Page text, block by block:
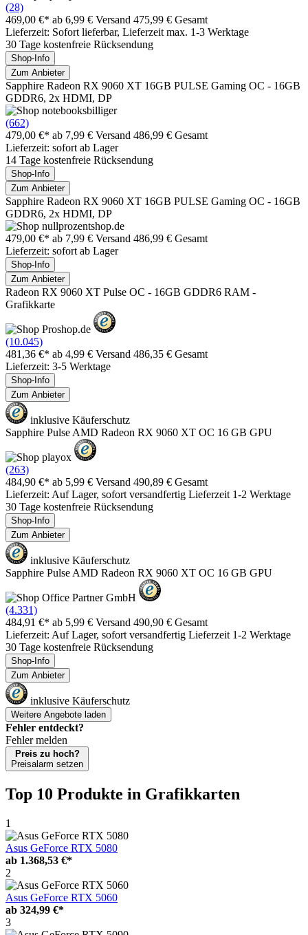
(28)
469,00 €* ab 6,99 € Versand 475,99 € Gesamt
Lieferzeit: Sofort lieferbar, Lieferzeit max. 1-3 Werktage
30 Tage kostenfreie Rücksendung
Shop-Info
Zum Anbieter
Sapphire Radeon RX 9060 XT 16GB PULSE Gaming OC - 16GB
GDDR6, 2x HDMI, DP
(662)
479,00 €* ab 7,99 € Versand 486,99 € Gesamt
Lieferzeit: sofort ab Lager
14 Tage kostenfreie Rücksendung
Shop-Info
Zum Anbieter
Sapphire Radeon RX 9060 XT 16GB PULSE Gaming OC - 16GB
GDDR6, 2x HDMI, DP
479,00 €* ab 7,99 € Versand 486,99 € Gesamt
Lieferzeit: sofort ab Lager
Shop-Info
Zum Anbieter
Radeon RX 9060 XT Pulse OC - 16GB GDDR6 RAM -
Grafikkarte
(10.045)
481,36 €* ab 4,99 € Versand 486,35 € Gesamt
Lieferzeit: 3-5 Werktage
Shop-Info
Zum Anbieter
inklusive Käuferschutz
Sapphire Pulse AMD Radeon RX 9060 XT OC 16 GB GPU
(263)
484,90 €* ab 5,99 € Versand 490,89 € Gesamt
Lieferzeit: Auf Lager, sofort versandfertig Lieferzeit 1-2 Werktage
30 Tage kostenfreie Rücksendung
Shop-Info
Zum Anbieter
inklusive Käuferschutz
Sapphire Pulse AMD Radeon RX 9060 XT OC 16 GB GPU
(4.331)
484,91 €* ab 5,99 € Versand 490,90 € Gesamt
Lieferzeit: Auf Lager, sofort versandfertig Lieferzeit 1-2 Werktage
30 Tage kostenfreie Rücksendung
Shop-Info
Zum Anbieter
inklusive Käuferschutz
Weitere Angebote laden
Fehler entdeckt?
Fehler melden
Preis zu hoch?
Preisalarm setzen
Top 10 Produkte in Grafikkarten
1
Asus GeForce RTX 5080
ab 1.368,53 €*
2
Asus GeForce RTX 5060
ab 324,99 €*
3